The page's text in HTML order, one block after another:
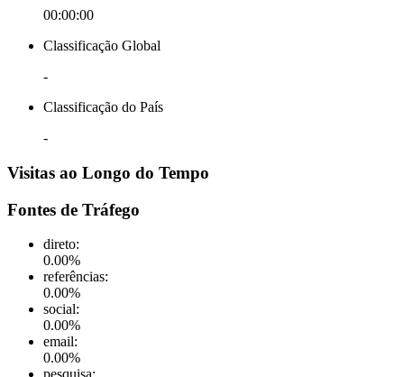
00:00:00
Classificação Global
-
Classificação do País
-
Visitas ao Longo do Tempo
Fontes de Tráfego
direto:
0.00%
referências:
0.00%
social:
0.00%
email:
0.00%